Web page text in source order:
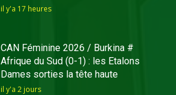
il y'a 17 heures
CAN Féminine 2026 / Burkina #
Afrique du Sud (0-1) : les Etalons
Dames sorties la tête haute
il y'a 2 jours